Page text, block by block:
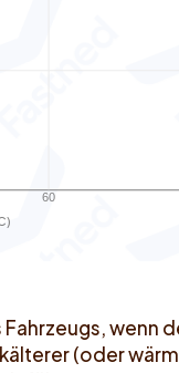
60
wenn
(oder